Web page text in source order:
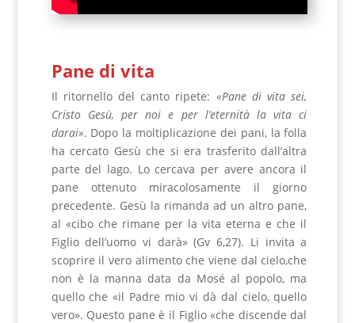
Pane di vita
Il ritornello del canto ripete: «Pane di vita sei,
Cristo Gesù, per noi e per l’eternità la vita ci
darai». Dopo la moltiplicazione dei pani, la folla
ha cercato Gesù che si era trasferito dall’altra
parte del lago. Lo cercava per avere ancora il
pane ottenuto miracolosamente il giorno
precedente. Gesù la rimanda ad un altro pane,
al «cibo che rimane per la vita eterna e che il
Figlio dell’uomo vi darà» (Gv 6,27). Li invita a
scoprire il vero alimento che viene dal cielo,che
non è la manna data da Mosé al popolo, ma
quello che «il Padre mio vi dà dal cielo, quello
vero». Questo pane è il Figlio «che discende dal